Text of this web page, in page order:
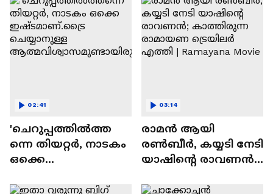
'ചെറുപ്പത്തിൽത്ത
ന്നെ തിയറ്റർ, നാടകം
ഒക്കെ
ചെയ്യാനുള്ള
02:41
രാമന്‍ ആയി
രൺബീർ, കയ്യടി നേടി
യാഷിന്റെ രാവണൻ;
രാമായണ ട്രെയിലർ
03:14